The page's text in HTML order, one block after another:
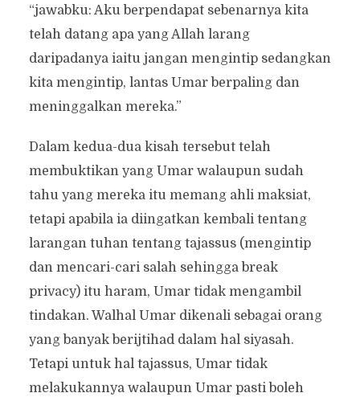
“jawabku: Aku berpendapat sebenarnya kita
telah datang apa yang Allah larang
daripadanya iaitu jangan mengintip sedangkan
kita mengintip, lantas Umar berpaling dan
meninggalkan mereka.”
Dalam kedua-dua kisah tersebut telah
membuktikan yang Umar walaupun sudah
tahu yang mereka itu memang ahli maksiat,
tetapi apabila ia diingatkan kembali tentang
larangan tuhan tentang tajassus (mengintip
dan mencari-cari salah sehingga break
privacy) itu haram, Umar tidak mengambil
tindakan. Walhal Umar dikenali sebagai orang
yang banyak berijtihad dalam hal siyasah.
Tetapi untuk hal tajassus, Umar tidak
melakukannya walaupun Umar pasti boleh